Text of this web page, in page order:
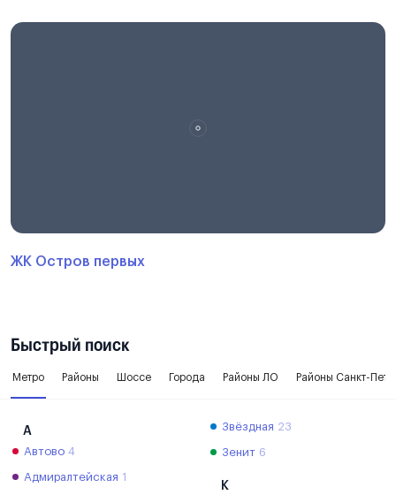
ЖК Остров первых
Быстрый поиск
Метро Районы Шоссе Города Районы ЛО Районы Санкт-
А
Автово 4
Адмиралтейская 1
Звёздная 23
Зенит 6
К